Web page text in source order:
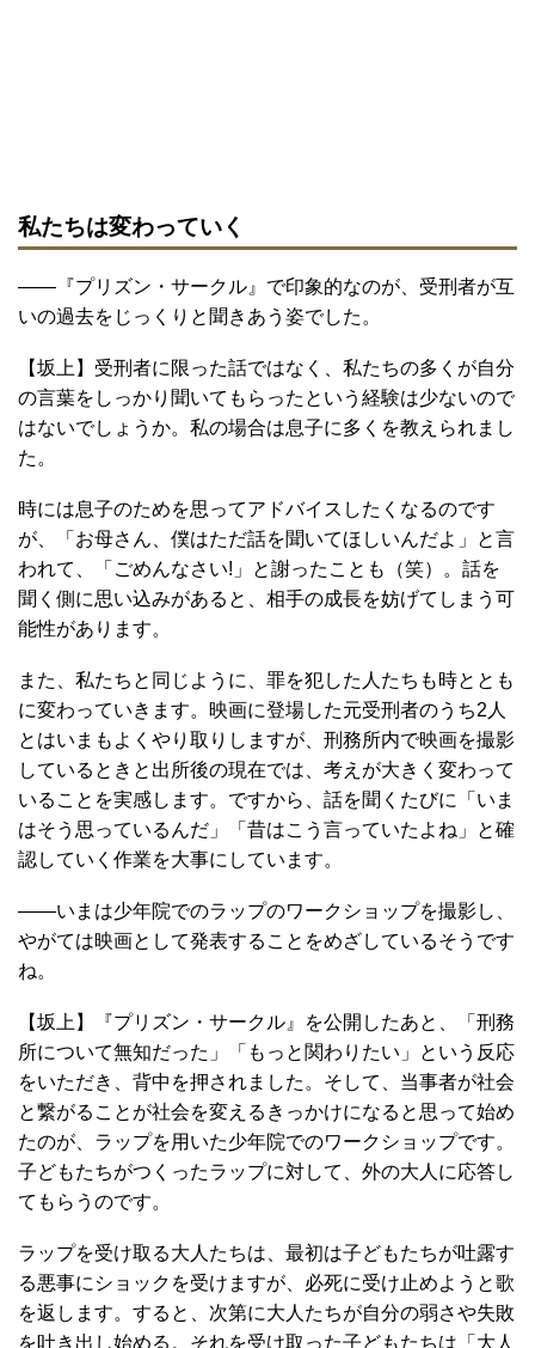
私たちは変わっていく
――『プリズン・サークル』で印象的なのが、受刑者が互
いの過去をじっくりと聞きあう姿でした。
【坂上】受刑者に限った話ではなく、私たちの多くが自分
の言葉をしっかり聞いてもらったという経験は少ないので
はないでしょうか。私の場合は息子に多くを教えられまし
た。
時には息子のためを思ってアドバイスしたくなるのです
が、「お母さん、僕はただ話を聞いてほしいんだよ」と言
われて、「ごめんなさい!」と謝ったことも（笑）。話を
聞く側に思い込みがあると、相手の成長を妨げてしまう可
能性があります。
また、私たちと同じように、罪を犯した人たちも時ととも
に変わっていきます。映画に登場した元受刑者のうち2人
とはいまもよくやり取りしますが、刑務所内で映画を撮影
しているときと出所後の現在では、考えが大きく変わって
いることを実感します。ですから、話を聞くたびに「いま
はそう思っているんだ」「昔はこう言っていたよね」と確
認していく作業を大事にしています。
――いまは少年院でのラップのワークショップを撮影し、
やがては映画として発表することをめざしているそうです
ね。
【坂上】『プリズン・サークル』を公開したあと、「刑務
所について無知だった」「もっと関わりたい」という反応
をいただき、背中を押されました。そして、当事者が社会
と繋がることが社会を変えるきっかけになると思って始め
たのが、ラップを用いた少年院でのワークショップです。
子どもたちがつくったラップに対して、外の大人に応答し
てもらうのです。
ラップを受け取る大人たちは、最初は子どもたちが吐露す
る悪事にショックを受けますが、必死に受け止めようと歌
を返します。すると、次第に大人たちが自分の弱さや失敗
を吐き出し始める。それを受け取った子どもたちは「大人